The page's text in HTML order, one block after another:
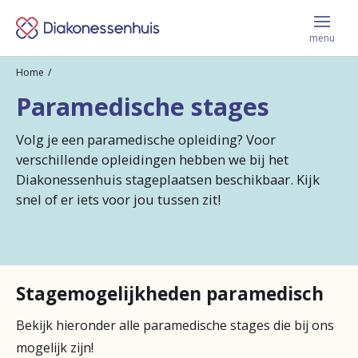
Keer
terug
de
homepage
Menu
menu
Leer ons kennen
Jij krijgt bij ons
Werken en leren
Contact
Home
Paramedische stages
Volg je een paramedische opleiding? Voor
verschillende opleidingen hebben we bij het
Diakonessenhuis stageplaatsen beschikbaar. Kijk
snel of er iets voor jou tussen zit!
Stagemogelijkheden paramedisch
Bekijk hieronder alle paramedische stages die bij ons
mogelijk zijn!